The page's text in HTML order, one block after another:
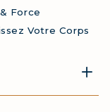
Force
Votre Corps